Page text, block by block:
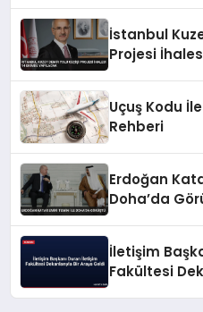
İstanbul
Projesi
Uçuş Kodu
Rehberi
Erdoğan
Doha’da
İletişim
Fakültesi